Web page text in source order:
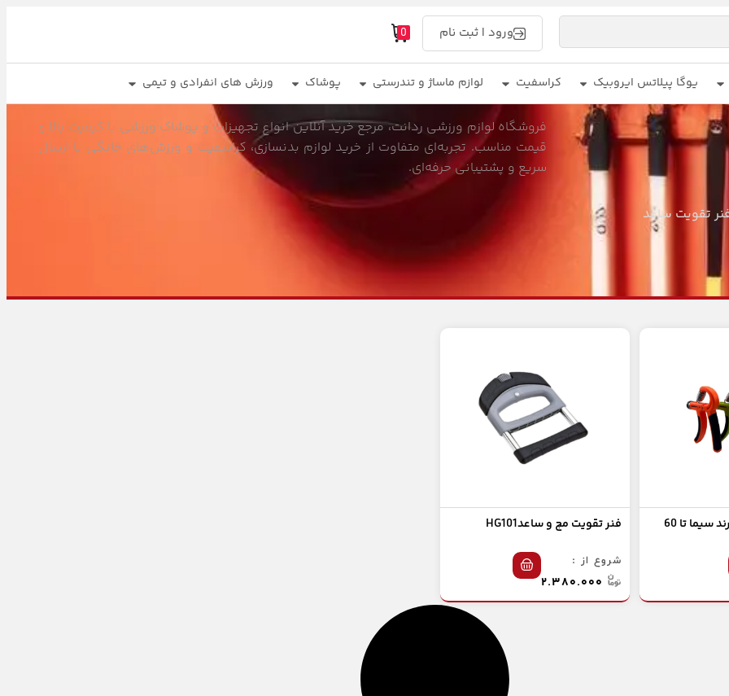
ورود | ثبت نام 0
یوگا پیلاتس ایروبیک کراسفیت لوازم ماساژ و تندرستی پوشاک ورزش های انفرادی و تیمی
تقویت ساعد
فروشگاه لوازم ورزشی ردانت، مرجع خرید آنلاین انواع تجهیزات و پوشاک ورزشی با کیفیت بالا و
قیمت مناسب. تجربه‌ای متفاوت از خرید لوازم بدنسازی، کراسفیت و ورزش‌های خانگی با ارسال
سریع و پشتیبانی حرفه‌ای.
قیچی مچ تنظیمی برند سیما تا 60
فنر تقویت مچ و ساعدHG101
شروع از :